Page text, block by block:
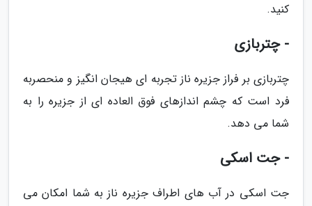
کنید.
- چتربازی
چتربازی بر فراز جزیره ناز تجربه ای هیجان انگیز و منحصربه
فرد است که چشم اندازهای فوق العاده ای از جزیره را به
شما می دهد.
- جت اسکی
جت اسکی در آب های اطراف جزیره ناز به شما امکان می